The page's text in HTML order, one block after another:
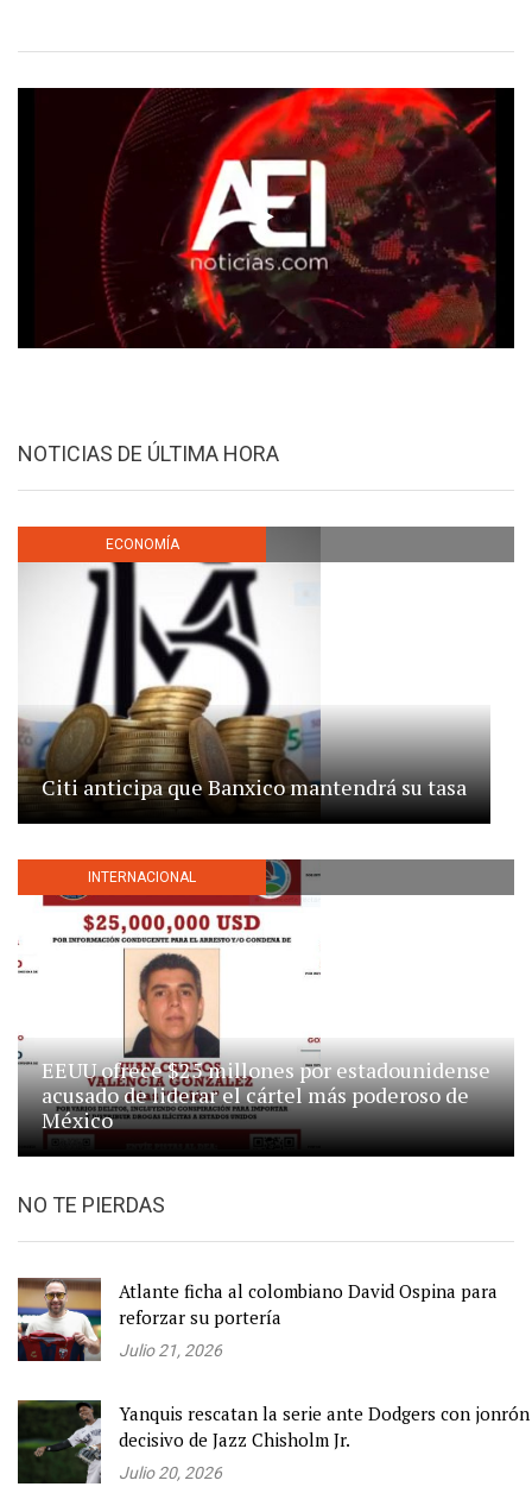
NOTICIAS DE ÚLTIMA HORA
ECONOMÍA
Citi anticipa que Banxico mantendrá su tasa
INTERNACIONAL
EEUU ofrece $25 millones por estadounidense
acusado de liderar el cártel más poderoso de
México
NO TE PIERDAS
Atlante ficha al colombiano David Ospina para
reforzar su portería
Julio 21, 2026
Yanquis rescatan la serie ante Dodgers con jonrón
decisivo de Jazz Chisholm Jr.
Julio 20, 2026